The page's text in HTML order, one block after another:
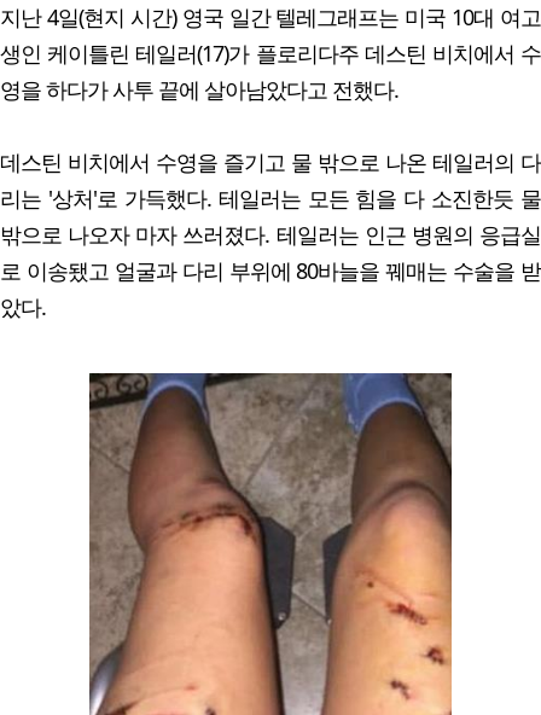
지난 4일(현지 시간) 영국 일간 텔레그래프는 미국 10대 여고
생인 케이틀린 테일러(17)가 플로리다주 데스틴 비치에서 수
영을 하다가 사투 끝에 살아남았다고 전했다.
데스틴 비치에서 수영을 즐기고 물 밖으로 나온 테일러의 다
리는 '상처'로 가득했다. 테일러는 모든 힘을 다 소진한듯 물
밖으로 나오자 마자 쓰러졌다. 테일러는 인근 병원의 응급실
로 이송됐고 얼굴과 다리 부위에 80바늘을 꿰매는 수술을 받
았다.